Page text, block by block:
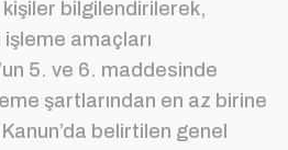
bilgilendirilerek,
amaçları
5. ve 6. maddesinde
şartlarından en az birine
Kanun’da belirtilen genel